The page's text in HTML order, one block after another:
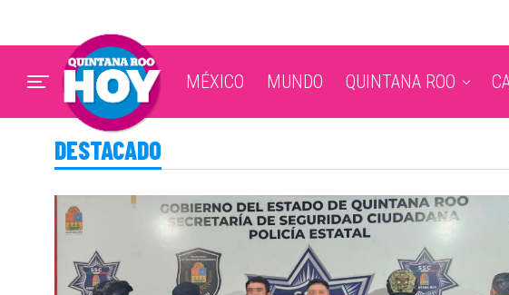
MÉXICO MUNDO QUINTANA ROO
DESTACADO